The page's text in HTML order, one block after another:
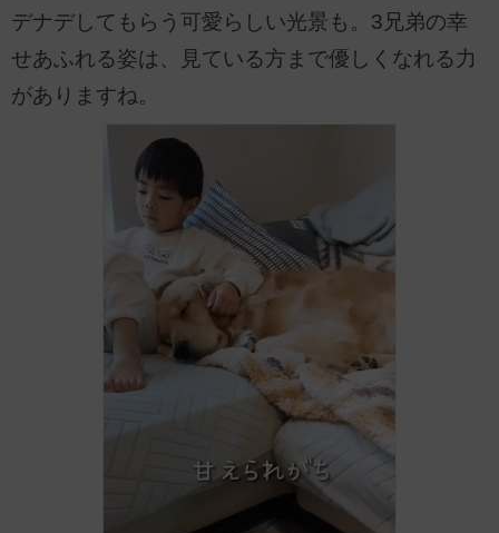
デナデしてもらう可愛らしい光景も。3兄弟の幸
せあふれる姿は、見ている方まで優しくなれる力
がありますね。